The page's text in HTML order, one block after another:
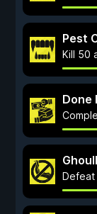
Pest
Kill 50
Done
Defeat